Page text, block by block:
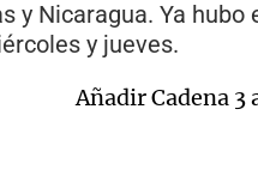
y Nicaragua. Ya
y jueves.
Añadir Cadena 3